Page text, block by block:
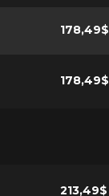
178,49$
178,49$
213,49$